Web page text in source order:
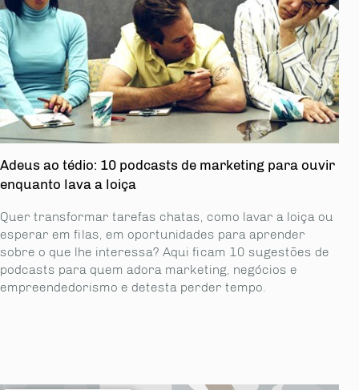
Adeus ao tédio: 10 podcasts de marketing para ouvir
enquanto lava a loiça
Quer transformar tarefas chatas, como lavar a loiça ou
esperar em filas, em oportunidades para aprender
sobre o que lhe interessa? Aqui ficam 10 sugestões de
podcasts para quem adora marketing, negócios e
empreendedorismo e detesta perder tempo.